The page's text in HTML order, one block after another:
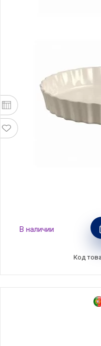
Форма " Киш",
кремовый,
В наличии
Код